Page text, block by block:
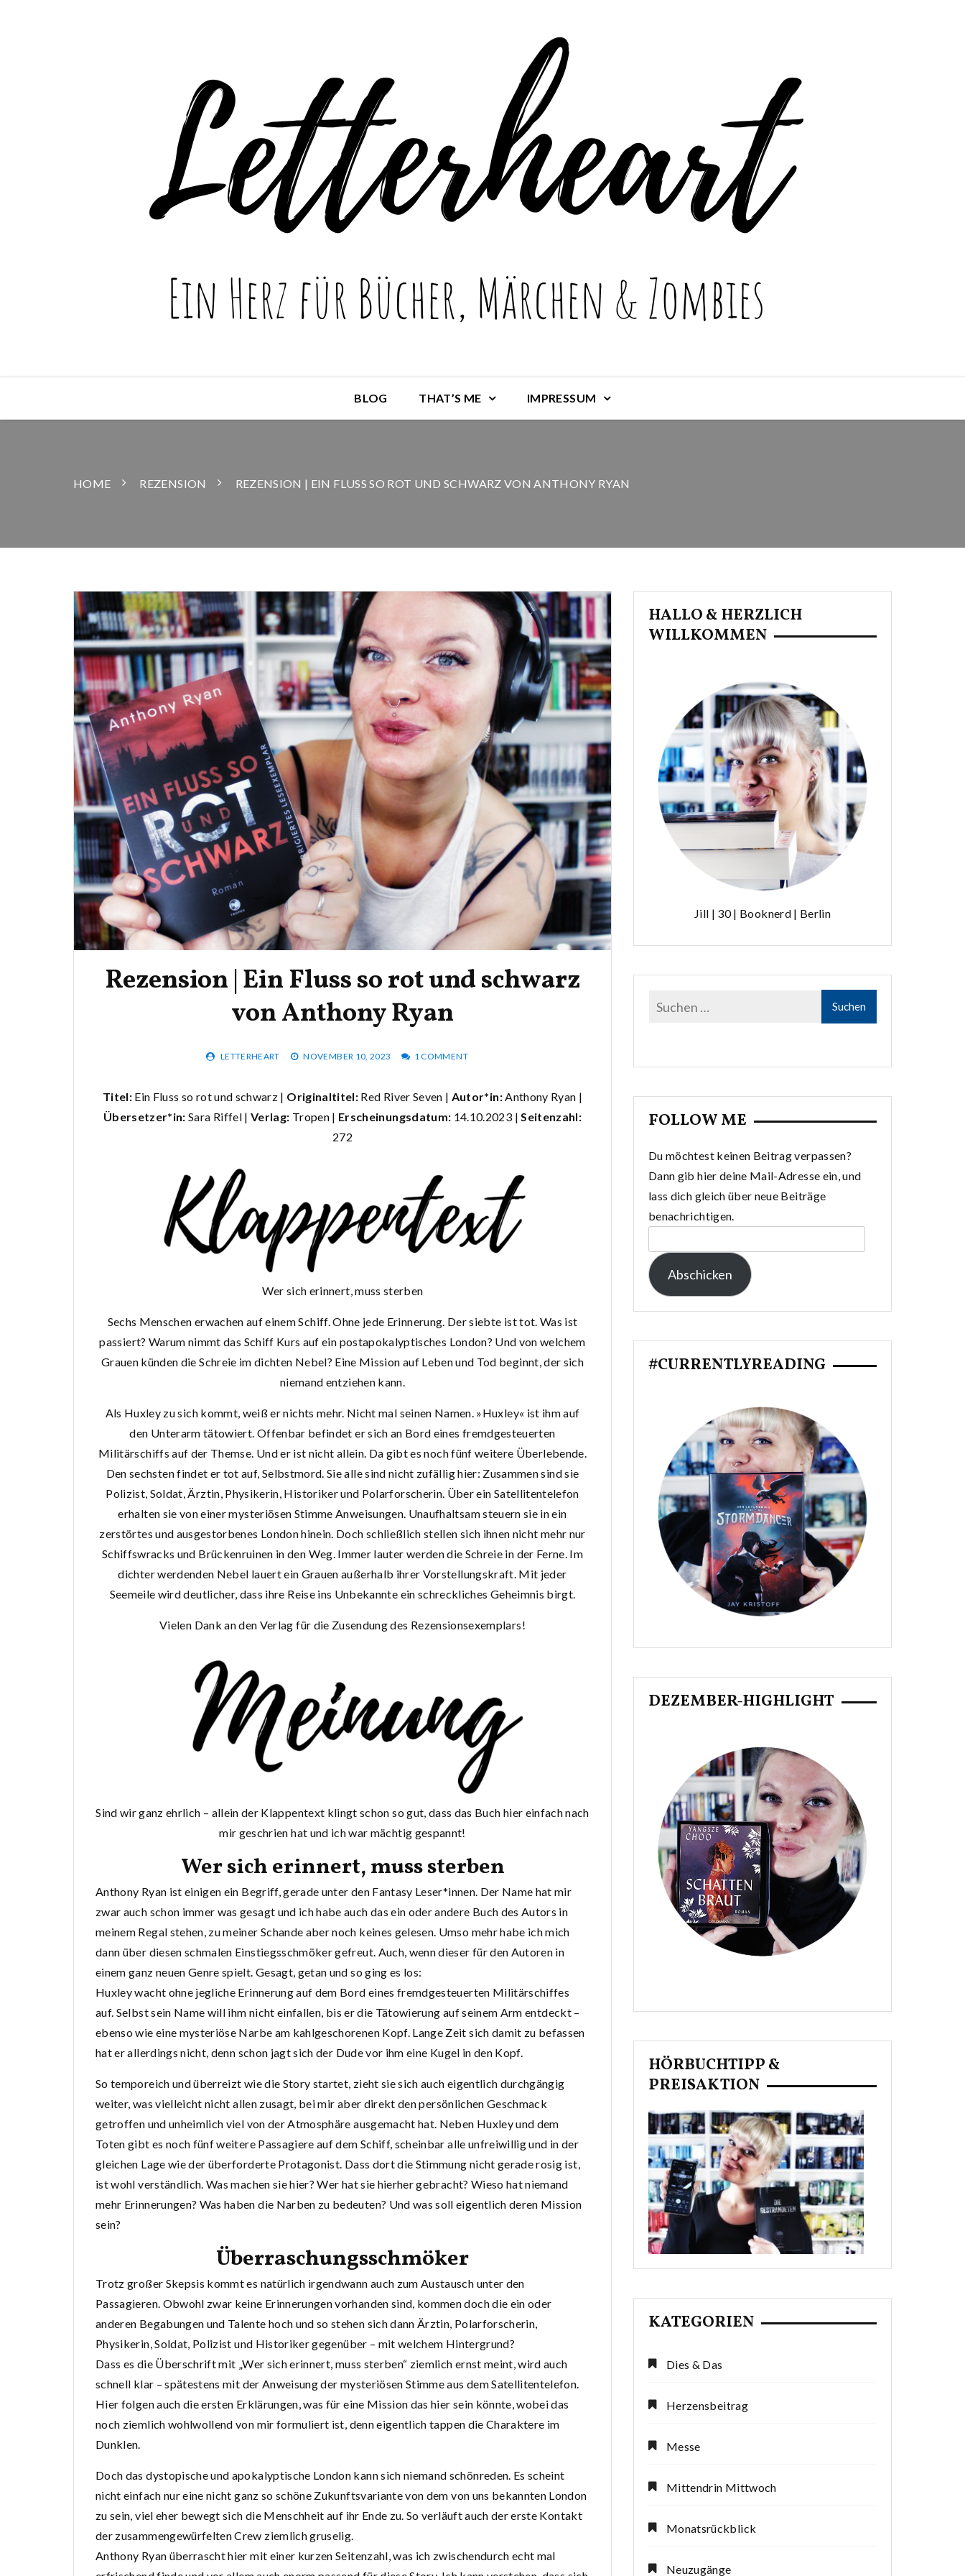
BLOG THAT’S ME IMPRESSUM
HOME REZENSION REZENSION | EIN FLUSS SO ROT UND SCHWARZ VON ANTHONY RYAN
Rezension | Ein Fluss so rot und schwarz
von Anthony Ryan
LETTERHEART NOVEMBER 10, 2023 1 COMMENT
Titel: Ein Fluss so rot und schwarz | Originaltitel: Red River Seven | Autor*in: Anthony Ryan |
Übersetzer*in: Sara Riffel |Verlag: Tropen| Erscheinungsdatum: 14.10.2023 | Seitenzahl:
272
Wer sich erinnert, muss sterben
Sechs Menschen erwachen auf einem Schiff. Ohne jede Erinnerung. Der siebte ist tot. Was ist
passiert? Warum nimmt das Schiff Kurs auf ein postapokalyptisches London? Und von welchem
Grauen künden die Schreie im dichten Nebel? Eine Mission auf Leben und Tod beginnt, der sich
niemand entziehen kann.
Als Huxley zu sich kommt, weiß er nichts mehr. Nicht mal seinen Namen. »Huxley« ist ihm auf
den Unterarm tätowiert. Offenbar befindet er sich an Bord eines fremdgesteuerten
Militärschiffs auf der Themse. Und er ist nicht allein. Da gibt es noch fünf weitere Überlebende.
Den sechsten findet er tot auf, Selbstmord. Sie alle sind nicht zufällig hier: Zusammen sind sie
Polizist, Soldat, Ärztin, Physikerin, Historiker und Polarforscherin. Über ein Satellitentelefon
erhalten sie von einer mysteriösen Stimme Anweisungen. Unaufhaltsam steuern sie in ein
zerstörtes und ausgestorbenes London hinein. Doch schließlich stellen sich ihnen nicht mehr nur
Schiffswracks und Brückenruinen in den Weg. Immer lauter werden die Schreie in der Ferne. Im
dichter werdenden Nebel lauert ein Grauen außerhalb ihrer Vorstellungskraft. Mit jeder
Seemeile wird deutlicher, dass ihre Reise ins Unbekannte ein schreckliches­ Geheimnis birgt.
Vielen Dank an den Verlag für die Zusendung des Rezensionsexemplars!
Sind wir ganz ehrlich – allein der Klappentext klingt schon so gut, dass das Buch hier einfach nach
mir geschrien hat und ich war mächtig gespannt!
Wer sich erinnert, muss sterben
Anthony Ryan ist einigen ein Begriff, gerade unter den Fantasy Leser*innen. Der Name hat mir
zwar auch schon immer was gesagt und ich habe auch das ein oder andere Buch des Autors in
meinem Regal stehen, zu meiner Schande aber noch keines gelesen. Umso mehr habe ich mich
dann über diesen schmalen Einstiegsschmöker gefreut. Auch, wenn dieser für den Autoren in
einem ganz neuen Genre spielt. Gesagt, getan und so ging es los:
Huxley wacht ohne jegliche Erinnerung auf dem Bord eines fremdgesteuerten Militärschiffes
auf. Selbst sein Name will ihm nicht einfallen, bis er die Tätowierung auf seinem Arm entdeckt –
ebenso wie eine mysteriöse Narbe am kahlgeschorenen Kopf. Lange Zeit sich damit zu befassen
hat er allerdings nicht, denn schon jagt sich der Dude vor ihm eine Kugel in den Kopf.
So temporeich und überreizt wie die Story startet, zieht sie sich auch eigentlich durchgängig
weiter, was vielleicht nicht allen zusagt, bei mir aber direkt den persönlichen Geschmack
getroffen und unheimlich viel von der Atmosphäre ausgemacht hat. Neben Huxley und dem
Toten gibt es noch fünf weitere Passagiere auf dem Schiff, scheinbar alle unfreiwillig und in der
gleichen Lage wie der überforderte Protagonist. Dass dort die Stimmung nicht gerade rosig ist,
ist wohl verständlich. Was machen sie hier? Wer hat sie hierher gebracht? Wieso hat niemand
mehr Erinnerungen? Was haben die Narben zu bedeuten? Und was soll eigentlich deren Mission
sein?
Überraschungsschmöker
Trotz großer Skepsis kommt es natürlich irgendwann auch zum Austausch unter den
Passagieren. Obwohl zwar keine Erinnerungen vorhanden sind, kommen doch die ein oder
anderen Begabungen und Talente hoch und so stehen sich dann Ärztin, Polarforscherin,
Physikerin, Soldat, Polizist und Historiker gegenüber – mit welchem Hintergrund?
Dass es die Überschrift mit „Wer sich erinnert, muss sterben“ ziemlich ernst meint, wird auch
schnell klar – spätestens mit der Anweisung der mysteriösen Stimme aus dem Satellitentelefon.
Hier folgen auch die ersten Erklärungen, was für eine Mission das hier sein könnte, wobei das
noch ziemlich wohlwollend von mir formuliert ist, denn eigentlich tappen die Charaktere im
Dunklen.
Doch das dystopische und apokalyptische London kann sich niemand schönreden. Es scheint
nicht einfach nur eine nicht ganz so schöne Zukunftsvariante von dem von uns bekannten London
zu sein, viel eher bewegt sich die Menschheit auf ihr Ende zu. So verläuft auch der erste Kontakt
der zusammengewürfelten Crew ziemlich gruselig.
Anthony Ryan überrascht hier mit einer kurzen Seitenzahl, was ich zwischendurch echt mal
HALLO & HERZLICH
WILLKOMMEN
Jill | 30 | Booknerd | Berlin
FOLLOW ME
Du möchtest keinen Beitrag verpassen?
Dann gib hier deine Mail-Adresse ein, und
lass dich gleich über neue Beiträge
benachrichtigen.
Mail-
Adresse:
Abschicken
#CURRENTLYREADING
DEZEMBER-HIGHLIGHT
HÖRBUCHTIPP &
PREISAKTION
KATEGORIEN
Dies & Das
Herzensbeitrag
Messe
Mittendrin Mittwoch
Monatsrückblick
Neuzugänge